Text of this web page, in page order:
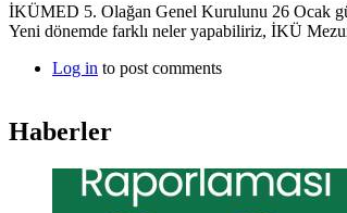
İKÜMED 5. Olağan Genel Kurulunu 26 Ocak
Yeni dönemde farklı neler yapabiliriz, İKÜ
Log in to post comments
Haberler